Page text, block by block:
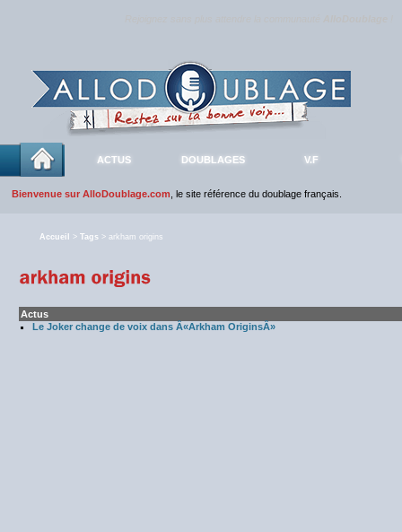
ACTUS DOUBLAGES V.F
Bienvenue sur AlloDoublage.com , le site référence du doublage français.
Accueil > Tags > arkham origins
Actus
Le Joker change de voix dans Â«Arkham OriginsÂ»